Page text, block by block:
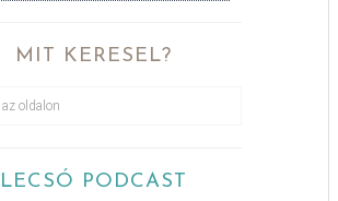
MIT KERESEL?
LECSÓ PODCAST